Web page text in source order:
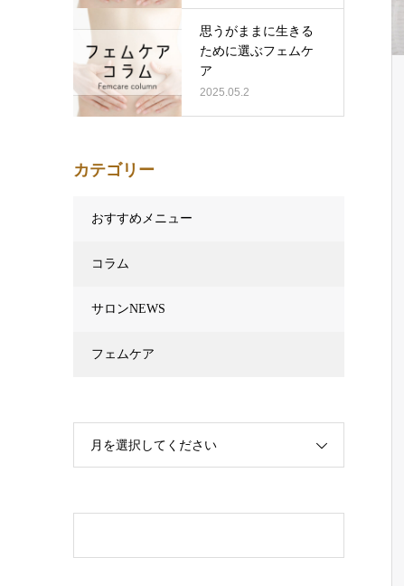
思うがままに生きる
ために選ぶフェムケ
ア
2025.05.2
カテゴリー
おすすめメニュー
コラム
サロンNEWS
フェムケア
月を選択してください